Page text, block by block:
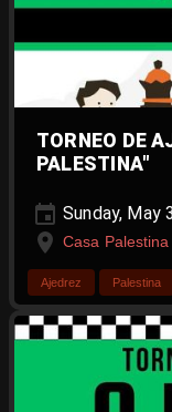
TORNEO DE
PALESTINA"
Sunday, May
Casa
Ajedrez Palestina